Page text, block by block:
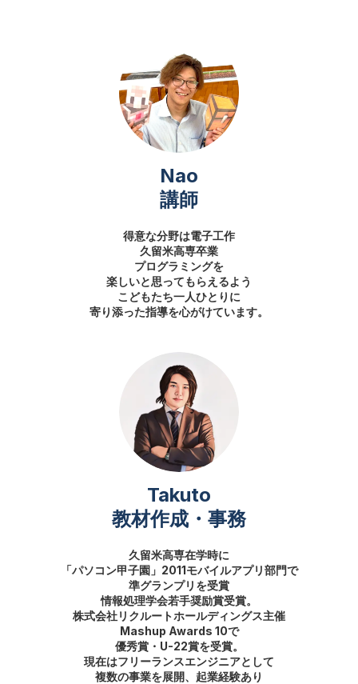
Nao
講師
得意な分野は電子工作
久留米高専卒業
プログラミングを
楽しいと思ってもらえるよう
こどもたち一人ひとりに
寄り添った指導を心がけています。
Takuto
教材作成・事務
久留米高専在学時に
「パソコン甲子園」2011モバイルアプリ部門で
準グランプリを受賞
情報処理学会若手奨励賞受賞。
株式会社リクルートホールディングス主催
Mashup Awards 10で
優秀賞・U-22賞を受賞。
現在はフリーランスエンジニアとして
複数の事業を展開、起業経験あり